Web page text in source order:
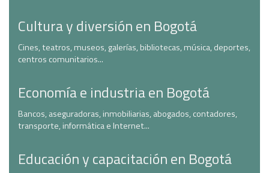
Cultura y diversión en Bogotá
Cines, teatros, museos, galerías, bibliotecas, música, deportes,
centros comunitarios...
Economía e industria en Bogotá
Bancos, aseguradoras, inmobiliarias, abogados, contadores,
transporte, informática e Internet...
Educación y capacitación en Bogotá